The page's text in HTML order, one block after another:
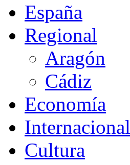
España
Regional
Aragón
Cádiz
Economía
Internacional
Cultura